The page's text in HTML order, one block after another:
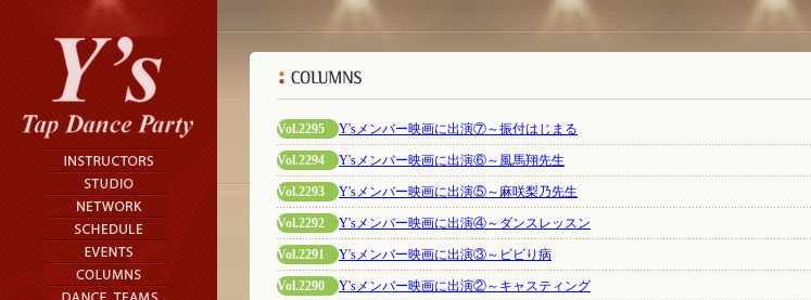
Vol.2295 Y'sメンバー映画に出演⑦～振付はじまる
Vol.2294 Y'sメンバー映画に出演⑥～風馬翔先生
Vol.2293 Y'sメンバー映画に出演⑤～麻咲梨乃先生
Vol.2292 Y'sメンバー映画に出演④～ダンスレッスン
Vol.2291 Y'sメンバー映画に出演③～ビビり病
Vol.2290 Y'sメンバー映画に出演②～キャスティング